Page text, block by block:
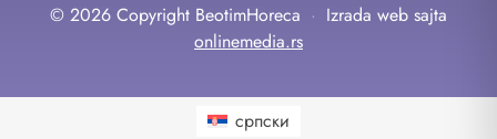
© 2026 Copyright BeotimHoreca · Izrada web sajta
onlinemedia.rs
српски